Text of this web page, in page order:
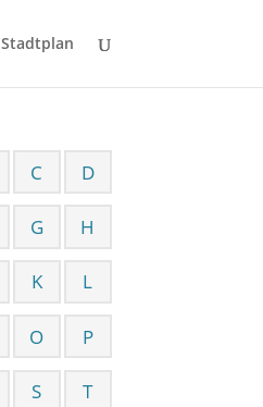
Stadtplan
C D
G H
K L
O P
S T